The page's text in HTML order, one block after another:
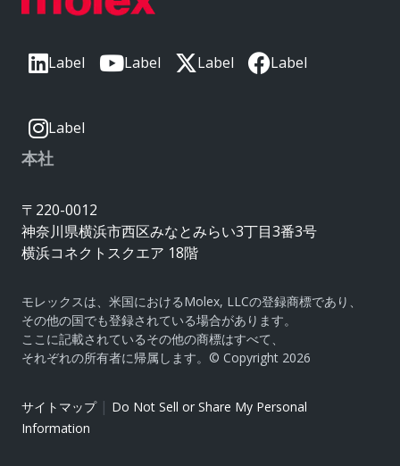
Label Label Label Label
Label
本社
〒220-0012
神奈川県横浜市西区みなとみらい3丁目3番3号
横浜コネクトスクエア 18階
モレックスは、米国におけるMolex, LLCの登録商標であり、
その他の国でも登録されている場合があります。
ここに記載されているその他の商標はすべて、
それぞれの所有者に帰属します。© Copyright 2026
サイトマップ| Do Not Sell or Share My Personal
Information